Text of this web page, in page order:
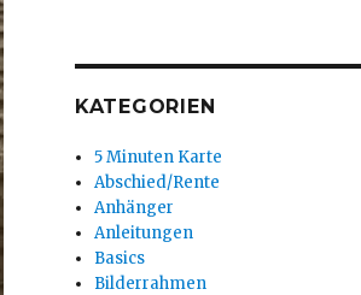
KATEGORIEN
5 Minuten Karte
Abschied/Rente
Anhänger
Anleitungen
Basics
Bilderrahmen